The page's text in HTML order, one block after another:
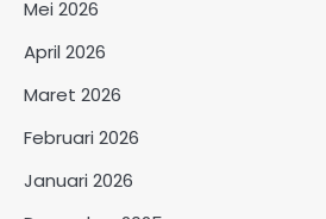
Mei 2026
April 2026
Maret 2026
Februari 2026
Januari 2026